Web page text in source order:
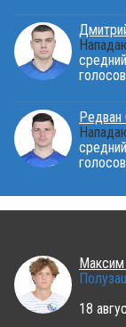
Редван
Максим
18